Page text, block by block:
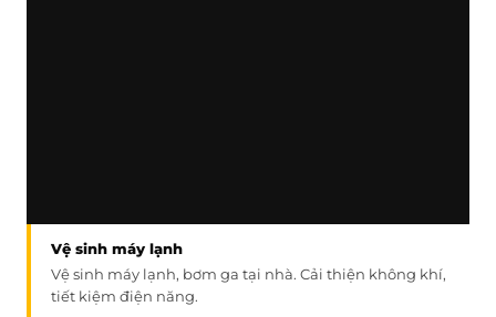
Vệ sinh máy lạnh
Vệ sinh máy lạnh, bơm ga tại nhà. Cải thiện không khí,
tiết kiệm điện năng.